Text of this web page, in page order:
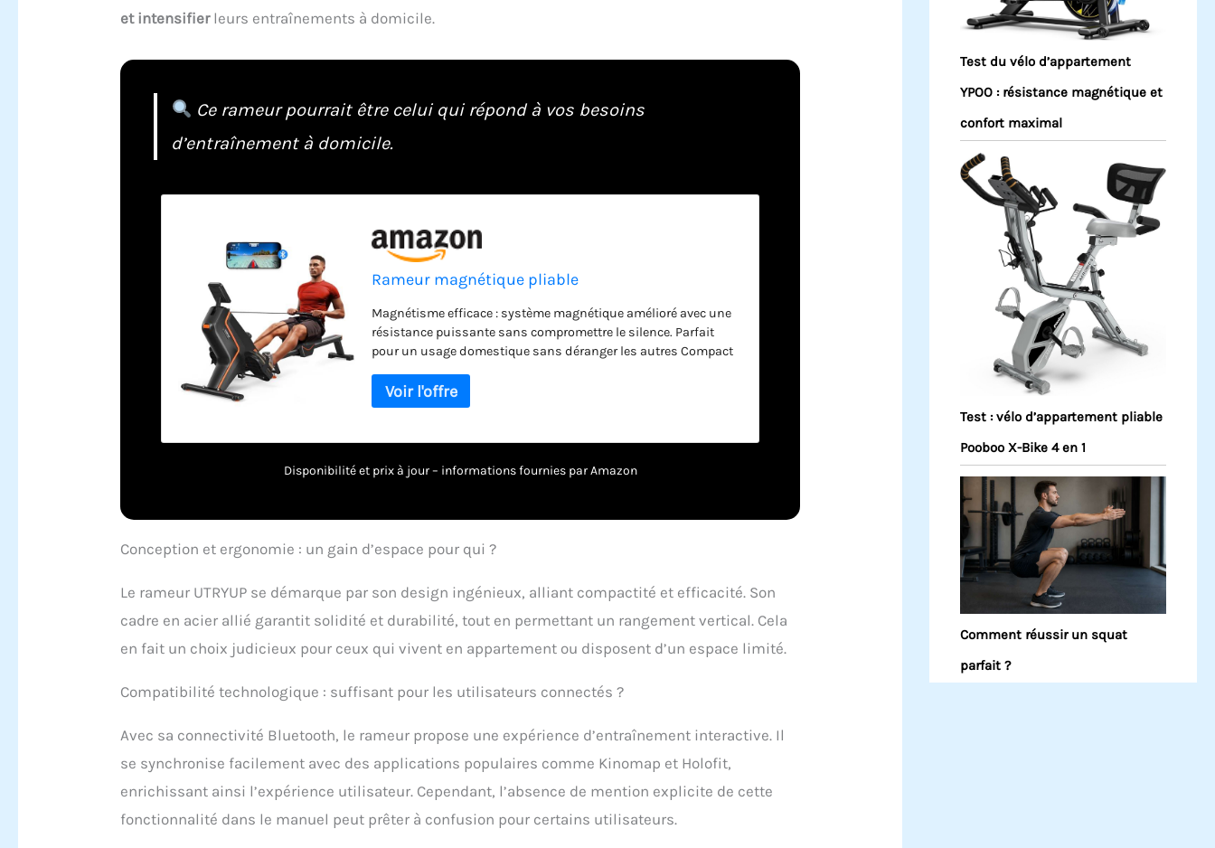
et intensifierleurs entraînements à domicile.
Ce rameur pourrait être celui qui répond à vos besoins
d’entraînement à domicile.
Rameur magnétique pliable
Magnétisme efficace : système magnétique amélioré avec une
résistance puissante sans compromettre le silence. Parfait
pour un usage domestique sans déranger les autres Compact
pieds de soutien réglables offrent plusieurs points de soutien
pour une meilleure stabilité, assurant la tranquillité d'esprit
à 16 niveaux pour les utilisateurs de tous âges, des jeunes aux
personnes âgées, pour un entraînement progressif
entraînements. Les poignées absorbant la transpiration
maintiennent une prise en main antidérapante lorsque vos
mains transpirent, assurant une excellente traction.
Disponibilité et prix à jour – informations fournies par Amazon
Conception et ergonomie : un gain d’espace pour qui ?
Le rameur UTRYUP se démarque par son design ingénieux, alliant compactité et efficacité. Son
cadre en acier allié garantit solidité et durabilité, tout en permettant un rangement vertical. Cela
en fait un choix judicieux pour ceux qui vivent en appartement ou disposent d’un espace limité.
Compatibilité technologique : suffisant pour les utilisateurs connectés ?
Avec sa connectivité Bluetooth, le rameur propose une expérience d’entraînement interactive. Il
se synchronise facilement avec des applications populaires comme Kinomap et Holofit,
enrichissant ainsi l’expérience utilisateur. Cependant, l’absence de mention explicite de cette
fonctionnalité dans le manuel peut prêter à confusion pour certains utilisateurs.
Test du vélo d’appartement
YPOO : résistance magnétique et
confort maximal
Test : vélo d’appartement pliable
Pooboo X-Bike 4 en 1
Comment réussir un squat
parfait ?